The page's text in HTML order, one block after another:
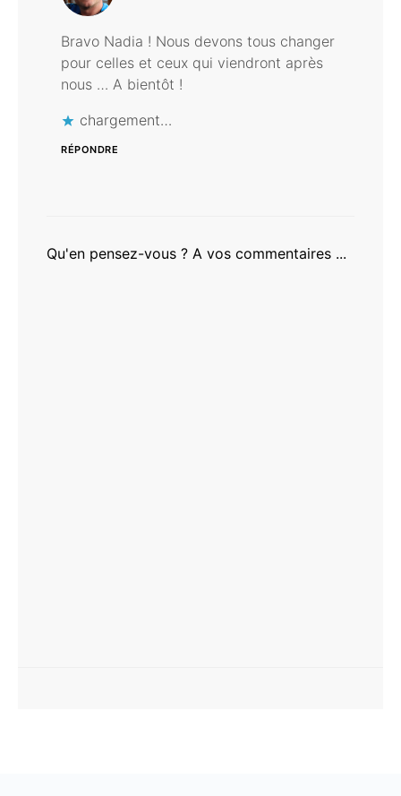
Bravo Nadia ! Nous devons tous changer
pour celles et ceux qui viendront après
nous … A bientôt !
chargement…
RÉPONDRE
Qu'en pensez-vous ? A vos commentaires ...